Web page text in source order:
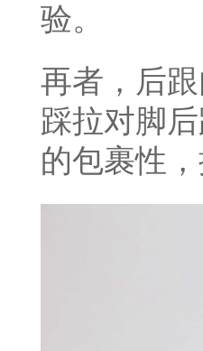
验。
再者，后
踩拉对脚
的包裹性